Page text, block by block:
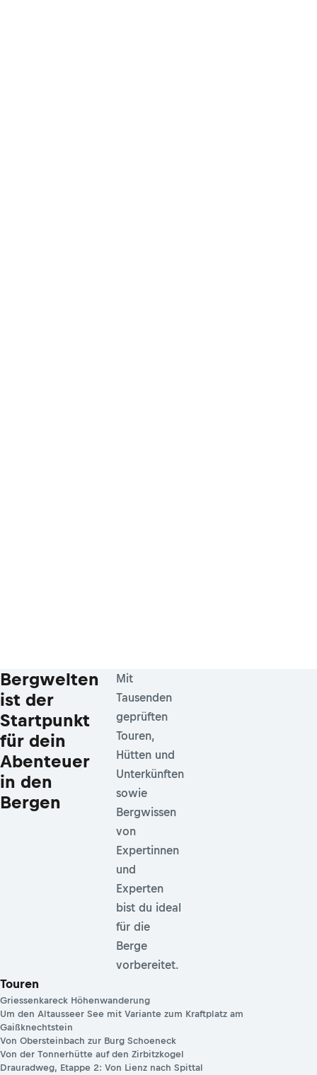
Bergwelten
ist der
Startpunkt
für dein
Abenteuer
in den
Bergen
Mit
Tausenden
geprüften
Touren,
Hütten und
Unterkünften
sowie
Bergwissen
von
Expertinnen
und
Experten
bist du ideal
für die
Berge
vorbereitet.
Touren
Griessenkareck Höhenwanderung
Um den Altausseer See mit Variante zum Kraftplatz am
Gaißknechtstein
Von Obersteinbach zur Burg Schoeneck
Von der Tonnerhütte auf den Zirbitzkogel
Drauradweg, Etappe 2: Von Lienz nach Spittal